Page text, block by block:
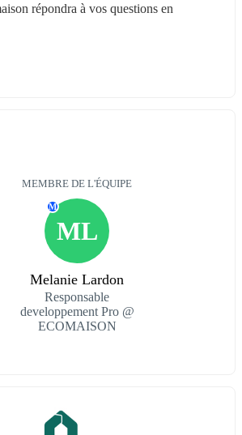
répondra à vos questions en
MEMBRE DE L'ÉQUIPE
ML
M
Melanie Lardon
Responsable
developpement Pro @
ECOMAISON